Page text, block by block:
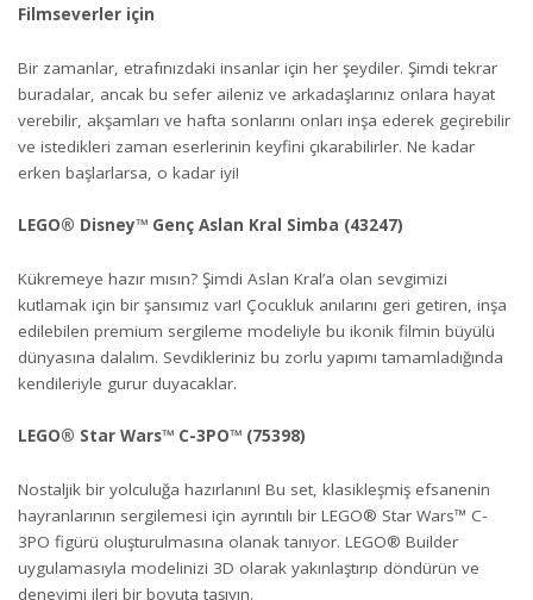
Filmseverler için
Bir zamanlar, etrafınızdaki insanlar için her şeydiler. Şimdi tekrar
buradalar, ancak bu sefer aileniz ve arkadaşlarınız onlara hayat
verebilir, akşamları ve hafta sonlarını onları inşa ederek geçirebilir
ve istedikleri zaman eserlerinin keyfini çıkarabilirler. Ne kadar
erken başlarlarsa, o kadar iyi!
LEGO® Disney™ Genç Aslan Kral Simba (43247)
Kükremeye hazır mısın? Şimdi Aslan Kral’a olan sevgimizi
kutlamak için bir şansımız var! Çocukluk anılarını geri getiren, inşa
edilebilen premium sergileme modeliyle bu ikonik filmin büyülü
dünyasına dalalım. Sevdikleriniz bu zorlu yapımı tamamladığında
kendileriyle gurur duyacaklar.
LEGO® Star Wars™ C-3PO™ (75398)
Nostaljik bir yolculuğa hazırlanın! Bu set, klasikleşmiş efsanenin
hayranlarının sergilemesi için ayrıntılı bir LEGO® Star Wars™ C-
3PO figürü oluşturulmasına olanak tanıyor. LEGO® Builder
uygulamasıyla modelinizi 3D olarak yakınlaştırıp döndürün ve
deneyimi ileri bir boyuta taşıyın.